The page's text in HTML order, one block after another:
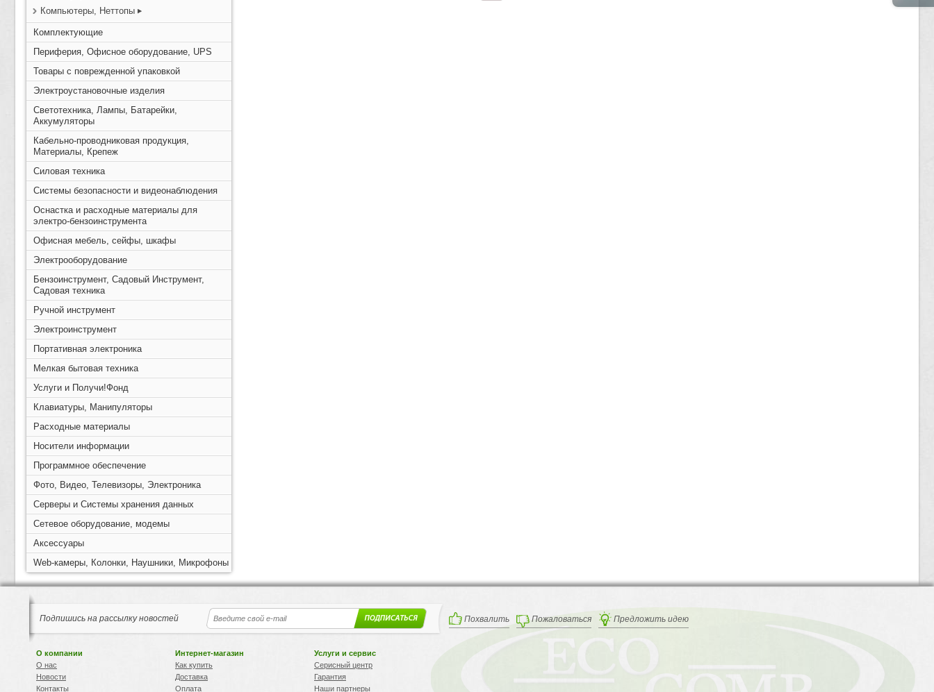
Компьютеры, Неттопы
Комплектующие
Периферия, Офисное оборудование, UPS
Товары с поврежденной упаковкой
Электроустановочные изделия
Светотехника, Лампы, Батарейки,
Аккумуляторы
Кабельно-проводниковая продукция,
Материалы, Крепеж
Силовая техника
Системы безопасности и видеонаблюдения
Оснастка и расходные материалы для
электро-бензоинструмента
Офисная мебель, сейфы, шкафы
Электрооборудование
Бензоинструмент, Садовый Инструмент,
Садовая техника
Ручной инструмент
Электроинструмент
Портативная электроника
Мелкая бытовая техника
Услуги и Получи!Фонд
Клавиатуры, Манипуляторы
Расходные материалы
Носители информации
Программное обеспечение
Фото, Видео, Телевизоры, Электроника
Серверы и Системы хранения данных
Сетевое оборудование, модемы
Аксессуары
Web-камеры, Колонки, Наушники, Микрофоны
Подпишись на рассылку новостей Похвалить Пожаловаться Предложить идею
О компании
О нас
Новости
Контакты
Интернет-магазин
Как купить
Доставка
Оплата
Услуги и сервис
Серисный центр
Гарантия
Наши партнеры